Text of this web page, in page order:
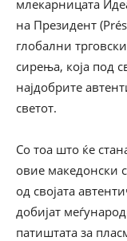
млекарницата
на Президент
глобални
сирења, која под
најдобрите
светот.
Со тоа што ќе
овие македонски
од својата
добијат
патиштата за